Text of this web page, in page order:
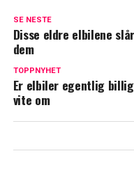
SE NESTE
Disse eldre elbilene
dem
TOPPNYHET
Er elbiler egentlig
vite om